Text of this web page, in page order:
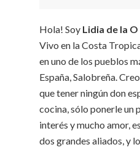
Hola! Soy Lidia de la O
Vivo en la Costa
en uno de los pueblos
España, Salobreña.
que tener ningún don
cocina, sólo ponerle un
interés y mucho amor,
dos grandes aliados, y